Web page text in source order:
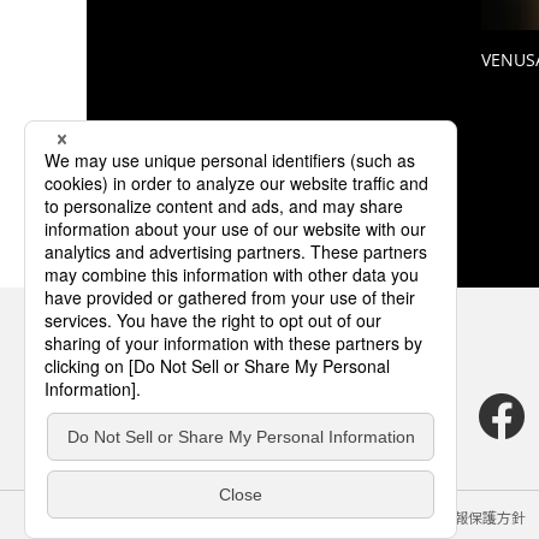
サイトのご利用にあたって クッキーポリシー 個人情報保護方針